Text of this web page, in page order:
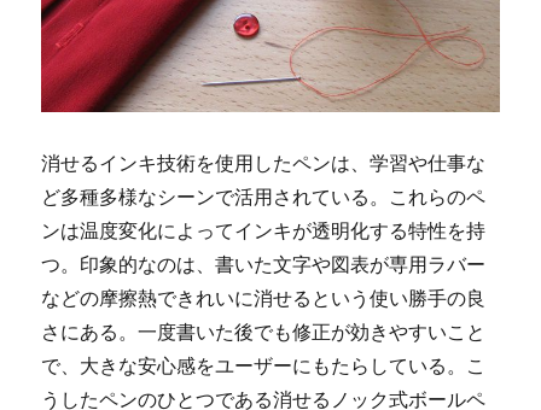
消せるインキ技術を使用したペンは、学習や仕事な
ど多種多様なシーンで活用されている。 これらのペ
ンは温度変化によってインキが透明化する特性を持
つ。印象的なのは、書いた文字や図表が専用ラバー
などの摩擦熱できれいに消せるという使い勝手の良
さにある。一度書いた後でも修正が効きやすいこと
で、大きな安心感をユーザーにもたらしている。こ
うしたペンのひとつである消せるノック式ボールペ